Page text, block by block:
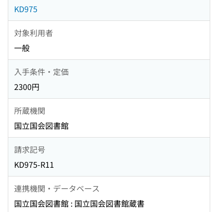
KD975
対象利用者
一般
入手条件・定価
2300円
所蔵機関
国立国会図書館
請求記号
KD975-R11
連携機関・データベース
国立国会図書館 : 国立国会図書館蔵書